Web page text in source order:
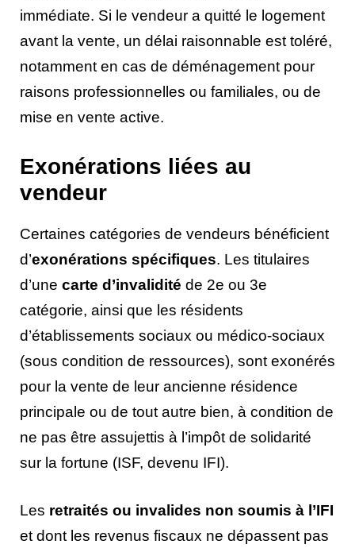
immédiate. Si le vendeur a quitté le logement
avant la vente, un délai raisonnable est toléré,
notamment en cas de déménagement pour
raisons professionnelles ou familiales, ou de
mise en vente active.
Exonérations liées au
vendeur
Certaines catégories de vendeurs bénéficient
d’exonérations spécifiques. Les titulaires
d’une carte d’invalidité de 2e ou 3e
catégorie, ainsi que les résidents
d’établissements sociaux ou médico-sociaux
(sous condition de ressources), sont exonérés
pour la vente de leur ancienne résidence
principale ou de tout autre bien, à condition de
ne pas être assujettis à l’impôt de solidarité
sur la fortune (ISF, devenu IFI).
Les retraités ou invalides non soumis à l’IFI
et dont les revenus fiscaux ne dépassent pas